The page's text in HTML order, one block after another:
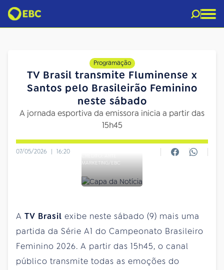
Programação
TV Brasil transmite Fluminense x
Santos pelo Brasileirão Feminino
neste sábado
A jornada esportiva da emissora inicia a partir das
15h45
07/05/2026 | 16:20
MARKETING/EBC
A TV Brasil exibe neste sábado (9) mais uma
partida da Série A1 do Campeonato Brasileiro
Feminino 2026. A partir das 15h45, o canal
público transmite todas as emoções do